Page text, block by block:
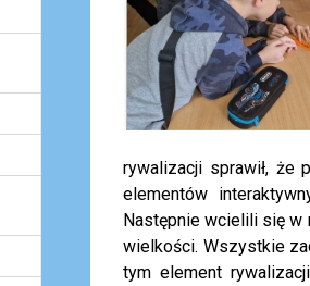
rywalizacji sprawił, że
elementów
Następnie wcielili się w
wielkości. Wszystkie
tym element